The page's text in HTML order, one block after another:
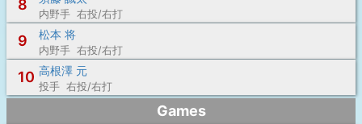
8
内野手 右投/右打
9 松本 将
内野手 右投/右打
10 高根澤 元
投手 右投/右打
Games